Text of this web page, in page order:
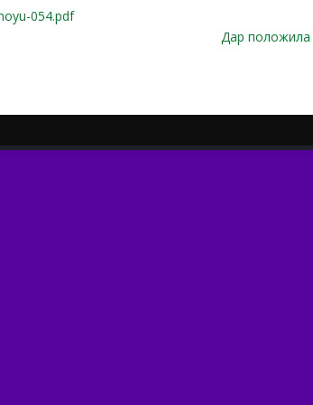
054.pdf
Дар положила